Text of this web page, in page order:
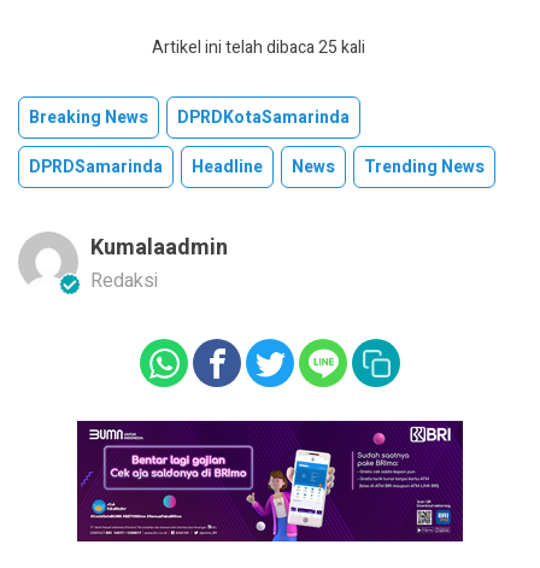
Artikel ini telah dibaca 25 kali
Breaking News
DPRDKotaSamarinda
DPRDSamarinda
Headline News Trending News
Kumalaadmin
Redaksi